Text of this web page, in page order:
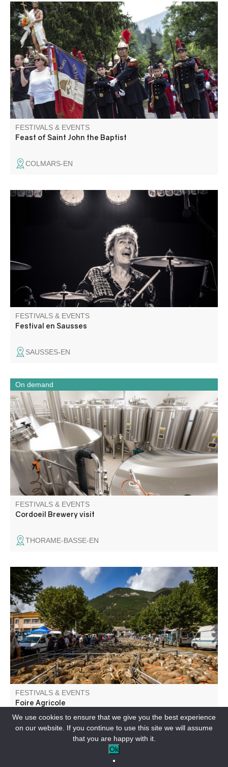
Come and discover St. Jean-Baptiste, with its parades of
armed firemen and cantinières in Napoleon III costume,
aubades, ceremonies, open-air folk dances, brass bands
and processions.
FESTIVALS & EVENTS
Feast of Saint John the Baptist
COLMARS-EN
From Argentine tango to blues, from classical to gospel
encounters. International, national and local artists
available for unforgettable moments of sharing.
FESTIVALS & EVENTS
Festival en Sausses
SAUSSES-EN
Brasserie Cordœil has been producing natural organic
beers since 2006. We invite you to discover our
production workshop, followed by a tasting of our beers
and sodas.
FESTIVALS & EVENTS
Cordoeil Brewery visit
On demand
THORAME-BASSE-EN
The ‘Foire Agricole’ is an unmissable event, featuring 250
exhibitors and 500 sheep, donkeys and poultry, all kinds
of stalls (agricultural equipment, animal sales, clothing,
etc.), demonstrations of agricultural equipment and
entertainment.
FESTIVALS & EVENTS
Foire Agricole
SAINT-ANDRÉ-LES-ALPES-EN
We use cookies to ensure that we give you the best experience
on our website. If you continue to use this site we will assume
that you are happy with it.
Ok